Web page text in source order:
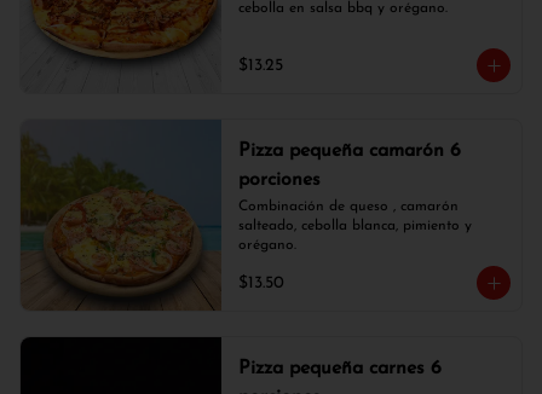
cebolla en salsa bbq y orégano.
$13.25
Pizza pequeña camarón 6
porciones
Combinación de queso , camarón
salteado, cebolla blanca, pimiento y
orégano.
$13.50
Pizza pequeña carnes 6